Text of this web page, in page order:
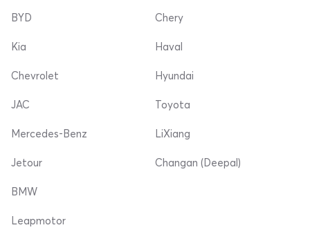
BYD
Kia
Chevrolet
Chery
Haval
Hyundai
JAC
Mercedes-Benz
Jetour
Toyota
LiXiang
Changan (Deepal)
BMW
Leapmotor